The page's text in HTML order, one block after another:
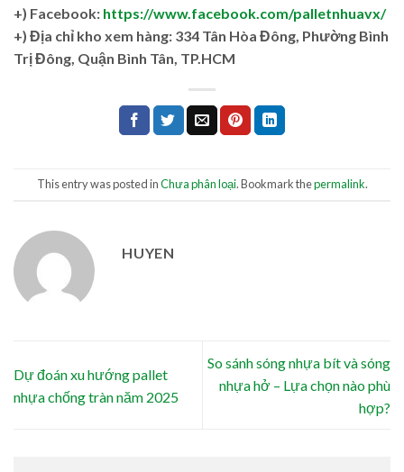
+) Facebook: https://www.facebook.com/palletnhuavx/
+) Địa chỉ kho xem hàng: 334 Tân Hòa Đông, Phường Bình
Trị Đông, Quận Bình Tân, TP.HCM
This entry was posted inChưa phân loại. Bookmark thepermalink.
HUYEN
Dự đoán xu hướng pallet
nhựa chống tràn năm 2025
So sánh sóng nhựa bít và sóng
nhựa hở – Lựa chọn nào phù
hợp?